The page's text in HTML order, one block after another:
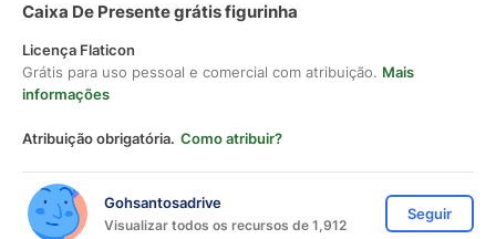
Caixa De Presente grátis figurinha
Licença Flaticon
Grátis para uso pessoal e comercial com atribuição. Mais
informações
Atribuição obrigatória. Como atribuir?
Gohsantosadrive
Visualizar todos os recursos de 1,912
Seguir